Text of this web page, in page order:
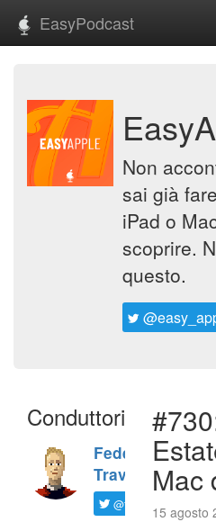
EasyPodcast
Non
sai già
iPad o
scoprire.
questo.
Conduttori
Federico
Travaini
@ftrava
Mac
15 agosto